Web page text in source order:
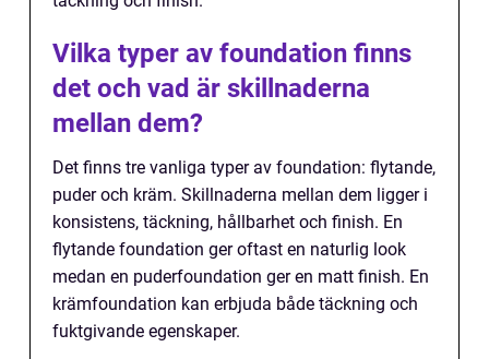
Vilka typer av foundation finns
det och vad är skillnaderna
mellan dem?
Det finns tre vanliga typer av foundation: flytande,
puder och kräm. Skillnaderna mellan dem ligger i
konsistens, täckning, hållbarhet och finish. En
flytande foundation ger oftast en naturlig look
medan en puderfoundation ger en matt finish. En
krämfoundation kan erbjuda både täckning och
fuktgivande egenskaper.